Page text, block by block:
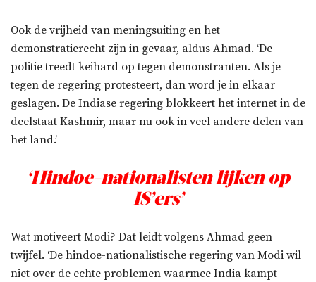
Ook de vrijheid van meningsuiting en het
demonstratierecht zijn in gevaar, aldus Ahmad. ‘De
politie treedt keihard op tegen demonstranten. Als je
tegen de regering protesteert, dan word je in elkaar
geslagen. De Indiase regering blokkeert het internet in de
deelstaat Kashmir, maar nu ook in veel andere delen van
het land.’
‘Hindoe-nationalisten lijken op
IS’ers’
Wat motiveert Modi? Dat leidt volgens Ahmad geen
twijfel. ‘De hindoe-nationalistische regering van Modi wil
niet over de echte problemen waarmee India kampt